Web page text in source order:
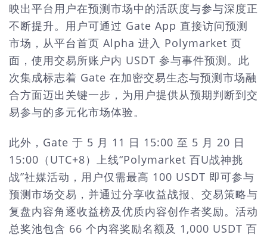
映出平台用户在预测市场中的活跃度与参与深度正
不断提升。用户可通过 Gate App 直接访问预测
市场，从平台首页 Alpha 进入 Polymarket 页
面，使用交易所账户内 USDT 参与事件预测。此
次集成标志着 Gate 在加密交易生态与预测市场融
合方面迈出关键一步，为用户提供从预期判断到交
易参与的多元化市场体验。
此外，Gate 于 5 月 11 日 15:00 至 5 月 20 日
15:00（UTC+8）上线“Polymarket 百U战神挑
战”社媒活动，用户仅需最高 100 USDT 即可参与
预测市场交易，并通过分享收益战报、交易策略与
复盘内容角逐收益榜及优质内容创作者奖励。活动
总奖池包含 66 个内容奖励名额及 1,000 USDT 百